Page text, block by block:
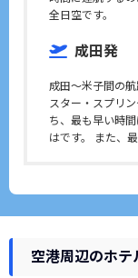
全日空です。
成田発
成田〜米子間の
スター・スプリ
ち、最も早い時
はです。 また、
空港周辺のホテ